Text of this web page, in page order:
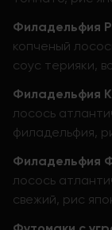
Филадельфия
копченый
соус терияки,
Филадельфия
лосось
филадельфия,
Филадельфия
лосось
свежий, рис